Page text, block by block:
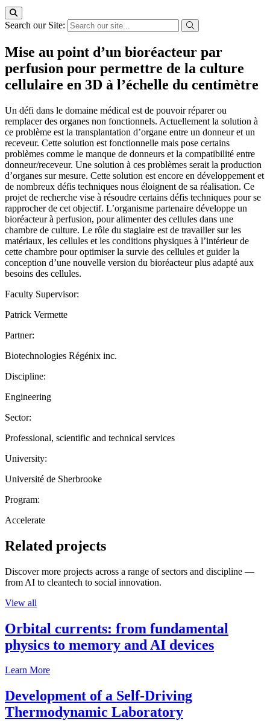
Search our Site:
Mise au point d’un bioréacteur par
perfusion pour permettre de la culture
cellulaire en 3D à l’échelle du centimètre
Un défi dans le domaine médical est de pouvoir réparer ou
remplacer des organes non fonctionnels. Actuellement la solution à
ce problème est la transplantation d’organe entre un donneur et un
receveur. Cette solution est fonctionnelle mais pose certains
problèmes comme le manque de donneurs et la compatibilité entre
donneur/receveur. Une solution à ces problèmes serait la production
d’organes sur mesure. Cette solution est encore en développement et
de nombreux défis techniques nous éloignent de sa réalisation. Ce
projet de recherche vise à résoudre certains défis techniques pour se
rapprocher de cet objectif. L’organisme partenaire développe un
bioréacteur à perfusion, pour alimenter des cellules dans une
chambre de culture. Le rôle du stagiaire est de travailler sur les
matériaux, les cellules et les conditions physiques à l’intérieur de
cette chambre pour optimiser la survie des cellules et guider la
conception d’une nouvelle version du bioréacteur plus adapté aux
besoins des cellules.
Faculty Supervisor:
Patrick Vermette
Partner:
Biotechnologies Régénix inc.
Discipline:
Engineering
Sector:
Professional, scientific and technical services
University:
Université de Sherbrooke
Program:
Accelerate
Related projects
Discover more projects across a range of sectors and discipline —
from AI to cleantech to social innovation.
View all
Orbital currents: from fundamental
physics to memory and AI devices
Learn More
Development of a Self-Driving
Thermodynamic Laboratory